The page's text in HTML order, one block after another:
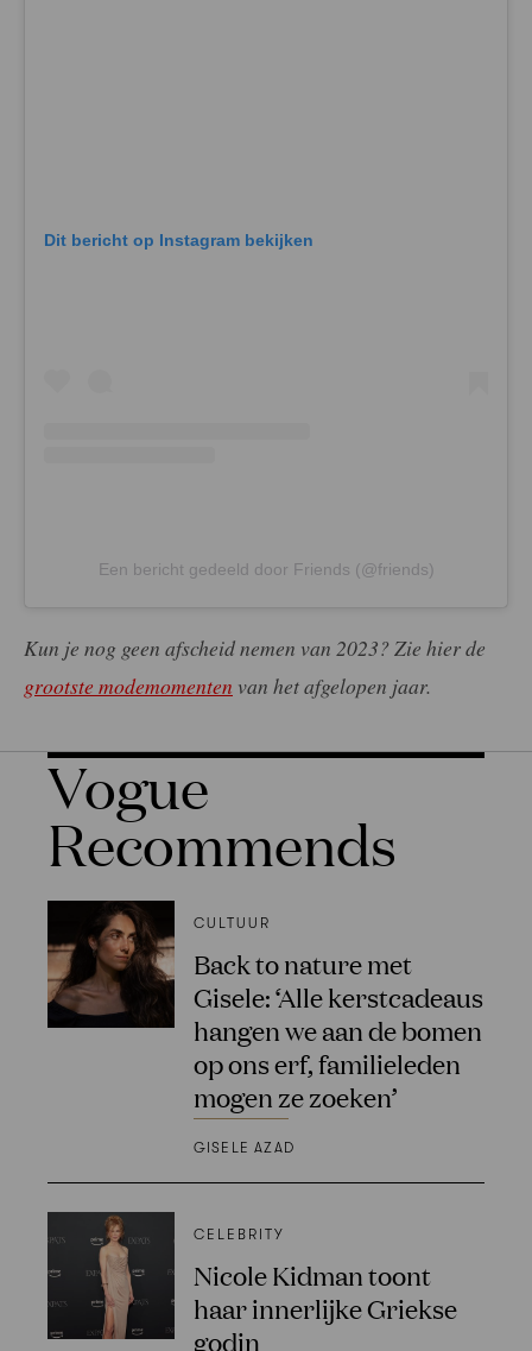
Dit bericht op Instagram bekijken
Een bericht gedeeld door Friends (@friends)
Kun je nog geen afscheid nemen van 2023? Zie hier de
grootste modemomenten van het afgelopen jaar.
Vogue
Recommends
CULTUUR
Back to nature met
Gisele: ‘Alle kerstcadeaus
hangen we aan de bomen
op ons erf, familieleden
mogen ze zoeken’
GISELE AZAD
CELEBRITY
Nicole Kidman toont
haar innerlijke Griekse
godin